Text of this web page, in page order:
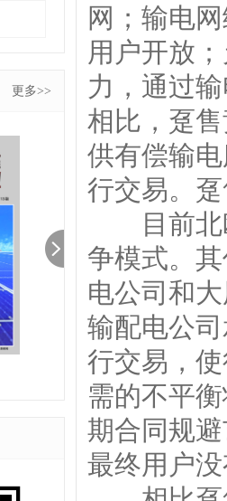
更多>>
2025福建电业第1期
网；输电
用户开放
力，通过
相比，趸
供有偿输
行交易。
目前北欧
争模式。
电公司和
输配电公
行交易，
需的不平
期合同规
最终用户